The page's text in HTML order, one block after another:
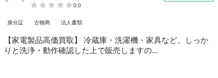
0.0
身分証 古物商 法人書類
【家電製品高価買取】 冷蔵庫・洗濯機・家具など、しっか
りと洗浄・動作確認した上で販売しますの...